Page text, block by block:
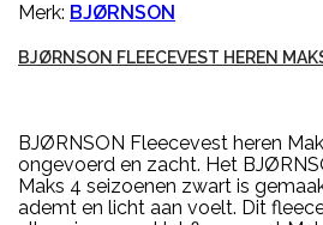
Merk: BJØRNSON
BJØRNSON FLEECEVEST HEREN
BJØRNSON Fleecevest heren
ongevoerd en zacht. Het
Maks 4 seizoenen zwart is
ademt en licht aan voelt. Dit